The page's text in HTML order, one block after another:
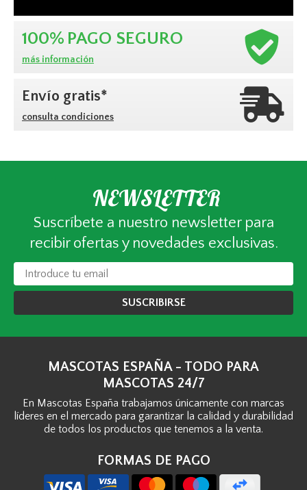
100% PAGO SEGURO
más información
Envío gratis*
consulta condiciones
NEWSLETTER
Suscríbete a nuestro newsletter para
recibir ofertas y novedades exclusivas.
SUSCRIBIRSE
MASCOTAS ESPAÑA - TODO PARA
MASCOTAS 24/7
En Mascotas España trabajamos únicamente con marcas
líderes en el mercado para garantizar la calidad y durabilidad
de todos los productos que tenemos a la venta.
FORMAS DE PAGO